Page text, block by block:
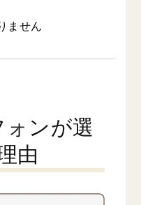
ません
ンが選
由